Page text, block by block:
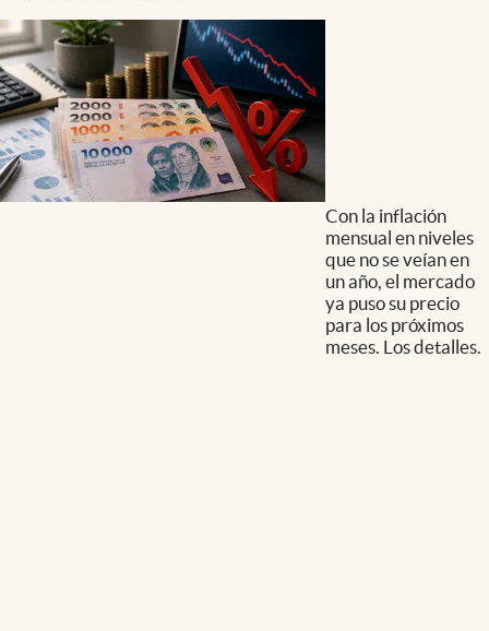
Con la inflación
mensual en niveles
que no se veían en
un año, el mercado
ya puso su precio
para los próximos
meses. Los detalles.